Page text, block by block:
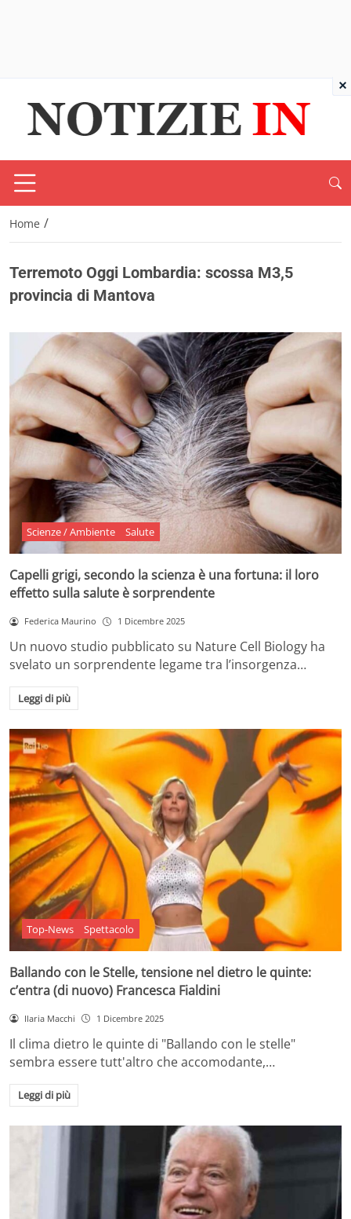
Home /
Terremoto Oggi Lombardia: scossa M3,5
provincia di Mantova
Scienze / Ambiente Salute
Capelli grigi, secondo la scienza è una fortuna: il loro
effetto sulla salute è sorprendente
Federica Maurino 1 Dicembre 2025
Un nuovo studio pubblicato su Nature Cell Biology ha
svelato un sorprendente legame tra l’insorgenza…
Leggi di più
Top-News Spettacolo
Ballando con le Stelle, tensione nel dietro le quinte:
c’entra (di nuovo) Francesca Fialdini
Ilaria Macchi 1 Dicembre 2025
Il clima dietro le quinte di "Ballando con le stelle"
sembra essere tutt'altro che accomodante,…
Leggi di più
×